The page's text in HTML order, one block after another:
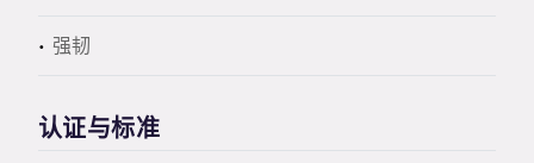
强韧
认证与标准